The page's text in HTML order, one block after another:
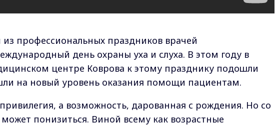
профессиональных праздников врачей
день охраны уха и слуха. В этом году в
центре Коврова к этому празднику подошли
на новый уровень оказания помощи пациентам.
а возможность, дарованная с рождения. Но со
понизиться. Виной всему как возрастные